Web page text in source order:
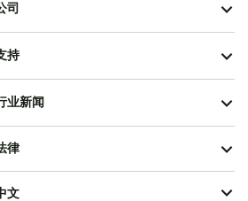
司
持
业新闻
律
文